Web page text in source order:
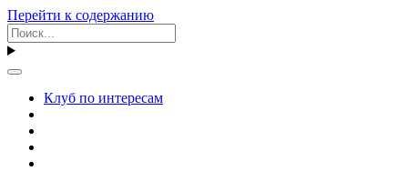
Перейти к содержанию
Клуб по интересам